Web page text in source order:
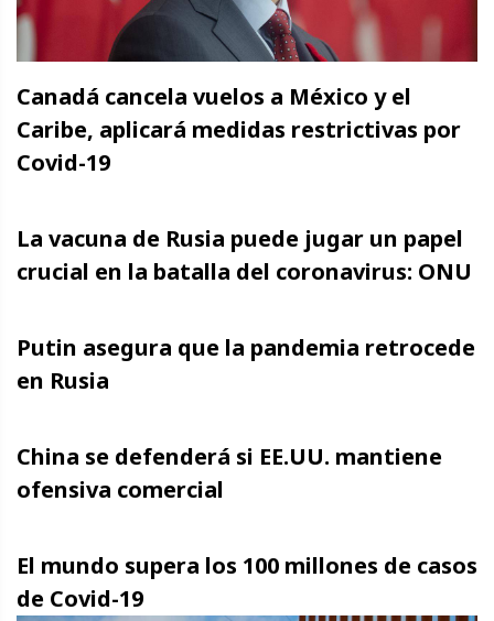
Canadá cancela vuelos a México y el
Caribe, aplicará medidas restrictivas por
Covid-19
La vacuna de Rusia puede jugar un papel
crucial en la batalla del coronavirus: ONU
Putin asegura que la pandemia retrocede
en Rusia
China se defenderá si EE.UU. mantiene
ofensiva comercial
El mundo supera los 100 millones de casos
de Covid-19